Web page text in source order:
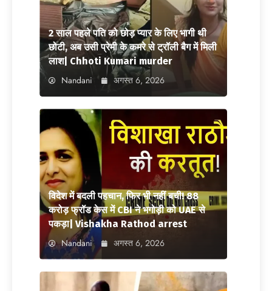
2 साल पहले पति को छोड़ प्यार के लिए भागी थी
छोटी, अब उसी प्रेमी के कमरे से ट्रॉली बैग में मिली
लाश| Chhoti Kumari murder
Nandani अगस्त 6, 2026
विदेश में बदली पहचान, फिर भी नहीं बची! 88
करोड़ फ्रॉड केस में CBI ने भगोड़ी को UAE से
पकड़ा| Vishakha Rathod arrest
Nandani अगस्त 6, 2026